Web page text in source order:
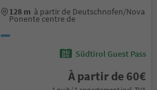
128 m à partir de Deutschnofen/Nova
Ponente centre de
Südtirol Guest Pass
À partir de 60€